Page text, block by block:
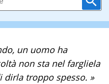
un uomo ha
non sta nel fargliela
dirla troppo spesso. »